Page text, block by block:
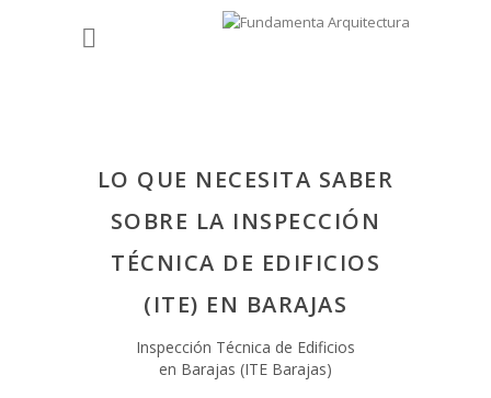
LO QUE NECESITA SABER
SOBRE LA INSPECCIÓN
TÉCNICA DE EDIFICIOS
(ITE) EN BARAJAS
Inspección Técnica de Edificios
en Barajas (ITE Barajas)